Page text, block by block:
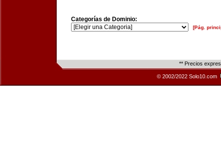
Categorías de Dominio:
[Pág.
** Precios
© 2002/2022 Solo10.com